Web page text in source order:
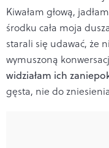
Kiwałam głową,
środku cała moja
starali się udawać, że
wymuszoną
widziałam ich
gęsta, nie do